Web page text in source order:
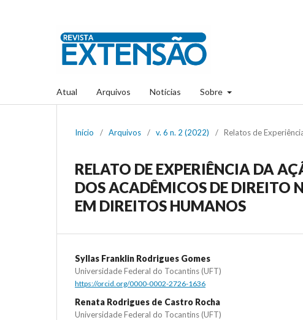
Atual Arquivos Notícias Sobre
Início / Arquivos / v. 6 n. 2 (2022) / Relatos de
RELATO DE EXPERIÊNCIA DA
DOS ACADÊMICOS DE DIREITO
EM DIREITOS HUMANOS
Syllas Franklin Rodrigues Gomes
Universidade Federal do Tocantins (UFT)
https://orcid.org/0000-0002-2726-1636
Renata Rodrigues de Castro Rocha
Universidade Federal do Tocantins (UFT)